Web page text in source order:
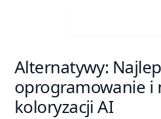
Alternatywy:
oprogramowanie i
koloryzacji AI